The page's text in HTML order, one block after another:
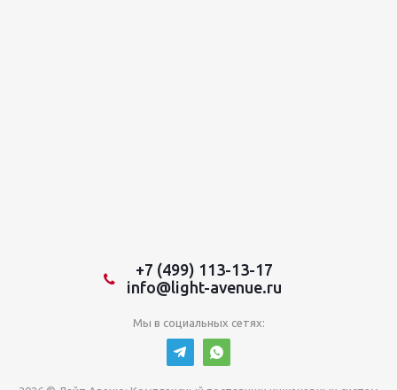
+7 (499) 113-13-17
info@light-avenue.ru
Мы в социальных сетях: